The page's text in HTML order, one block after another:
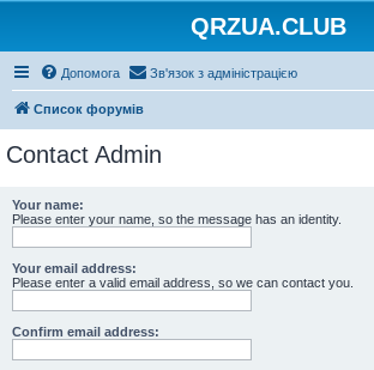
QRZUA.CLUB
Допомога Зв'язок з адміністрацією
Список форумів
Contact Admin
Your name:
Please enter your name, so the message has an identity.
Your email address:
Please enter a valid email address, so we can contact you.
Confirm email address: